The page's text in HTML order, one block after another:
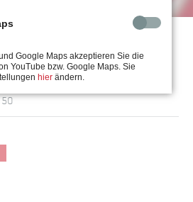
GmbH
Google Maps akzeptieren Sie die
YouTube bzw. Google Maps. Sie
hier ändern.